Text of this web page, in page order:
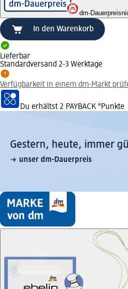
dm-Dauerpreis
In den Warenkorb
Lieferbar
Standardversand 2-3 Werktage
Verfügbarkeit in einem dm-Markt
Du erhältst 2 PAYBACK °Punkte
Gestern, heute, immer
unser dm-Dauerpreis